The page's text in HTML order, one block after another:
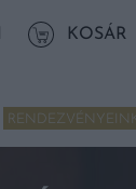
KOSÁR